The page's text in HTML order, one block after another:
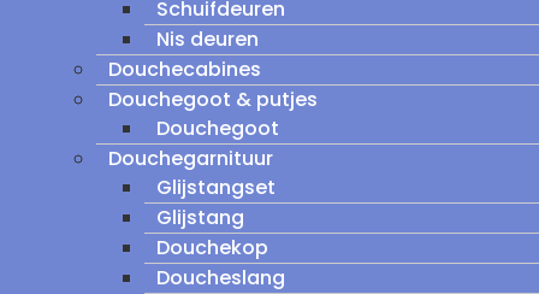
Schuifdeuren
Nis deuren
Douchecabines
Douchegoot & putjes
Douchegoot
Douchegarnituur
Glijstangset
Glijstang
Douchekop
Doucheslang